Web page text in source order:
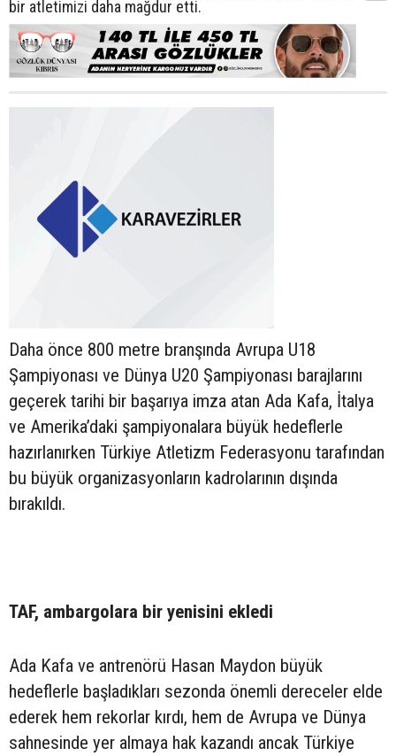
bir atletimizi daha mağdur etti.
Daha önce 800 metre branşında Avrupa U18
Şampiyonası ve Dünya U20 Şampiyonası barajlarını
geçerek tarihi bir başarıya imza atan Ada Kafa, İtalya
ve Amerika’daki şampiyonalara büyük hedeflerle
hazırlanırken Türkiye Atletizm Federasyonu tarafından
bu büyük organizasyonların kadrolarının dışında
bırakıldı.
TAF, ambargolara bir yenisini ekledi
Ada Kafa ve antrenörü Hasan Maydon büyük
hedeflerle başladıkları sezonda önemli dereceler elde
ederek hem rekorlar kırdı, hem de Avrupa ve Dünya
sahnesinde yer almaya hak kazandı ancak Türkiye